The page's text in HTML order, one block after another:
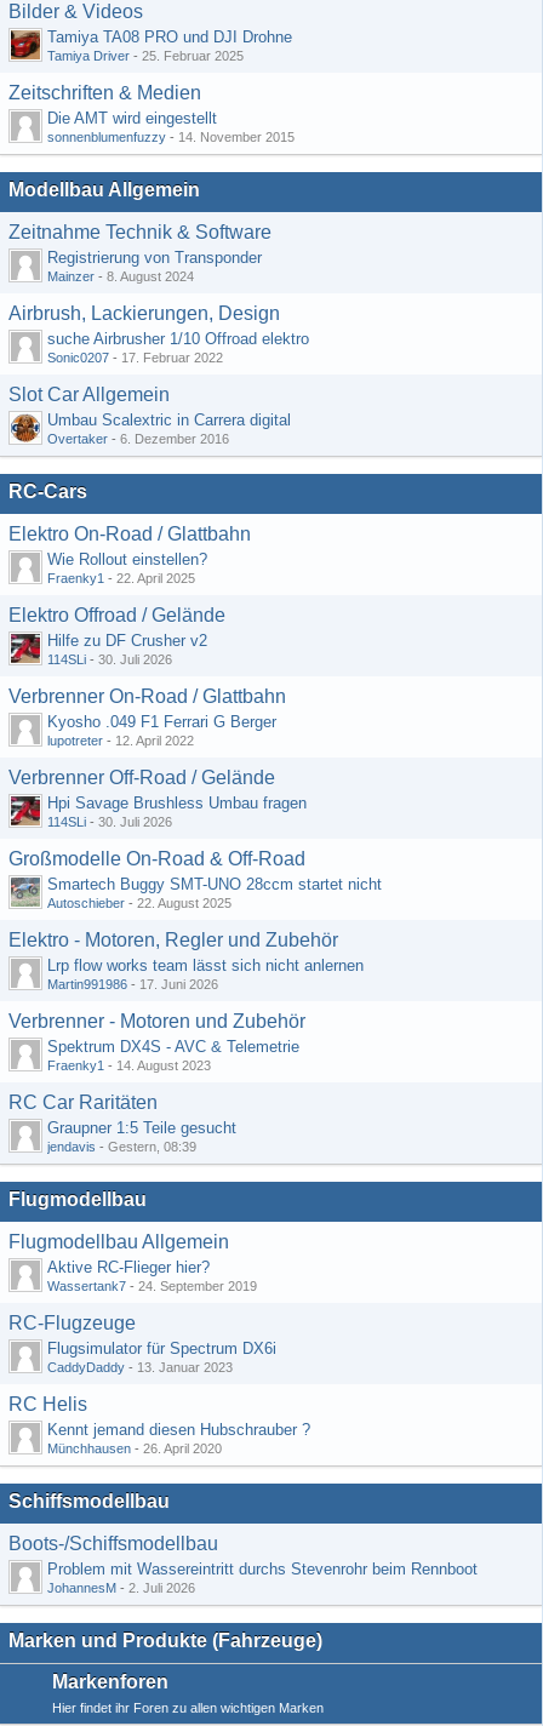
Bilder & Videos
Tamiya TA08 PRO und DJI Drohne
Tamiya Driver - 25. Februar 2025
Zeitschriften & Medien
Die AMT wird eingestellt
sonnenblumenfuzzy - 14. November 2015
Modellbau Allgemein
Zeitnahme Technik & Software
Registrierung von Transponder
Mainzer - 8. August 2024
Airbrush, Lackierungen, Design
suche Airbrusher 1/10 Offroad elektro
Sonic0207 - 17. Februar 2022
Slot Car Allgemein
Umbau Scalextric in Carrera digital
Overtaker - 6. Dezember 2016
RC-Cars
Elektro On-Road / Glattbahn
Wie Rollout einstellen?
Fraenky1 - 22. April 2025
Elektro Offroad / Gelände
Hilfe zu DF Crusher v2
114SLi - 30. Juli 2026
Verbrenner On-Road / Glattbahn
Kyosho .049 F1 Ferrari G Berger
lupotreter - 12. April 2022
Verbrenner Off-Road / Gelände
Hpi Savage Brushless Umbau fragen
114SLi - 30. Juli 2026
Großmodelle On-Road & Off-Road
Smartech Buggy SMT-UNO 28ccm startet nicht
Autoschieber - 22. August 2025
Elektro - Motoren, Regler und Zubehör
Lrp flow works team lässt sich nicht anlernen
Martin991986 - 17. Juni 2026
Verbrenner - Motoren und Zubehör
Spektrum DX4S - AVC & Telemetrie
Fraenky1 - 14. August 2023
RC Car Raritäten
Graupner 1:5 Teile gesucht
jendavis - Gestern, 08:39
Flugmodellbau
Flugmodellbau Allgemein
Aktive RC-Flieger hier?
Wassertank7 - 24. September 2019
RC-Flugzeuge
Flugsimulator für Spectrum DX6i
CaddyDaddy - 13. Januar 2023
RC Helis
Kennt jemand diesen Hubschrauber ?
Münchhausen - 26. April 2020
Schiffsmodellbau
Boots-/Schiffsmodellbau
Problem mit Wassereintritt durchs Stevenrohr beim Rennboot
JohannesM - 2. Juli 2026
Marken und Produkte (Fahrzeuge)
Markenforen
Hier findet ihr Foren zu allen wichtigen Marken